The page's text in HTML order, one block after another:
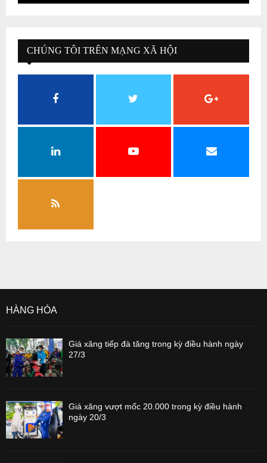
CHÚNG TÔI TRÊN MẠNG XÃ HỘI
HÀNG HÓA
Giá xăng tiếp đà tăng trong kỳ điều hành ngày
27/3
Giá xăng vượt mốc 20.000 trong kỳ điều hành
ngày 20/3